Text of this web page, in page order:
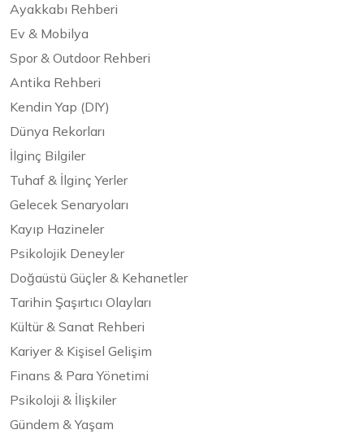
Ayakkabı Rehberi
Ev & Mobilya
Spor & Outdoor Rehberi
Antika Rehberi
Kendin Yap (DIY)
Dünya Rekorları
İlginç Bilgiler
Tuhaf & İlginç Yerler
Gelecek Senaryoları
Kayıp Hazineler
Psikolojik Deneyler
Doğaüstü Güçler & Kehanetler
Tarihin Şaşırtıcı Olayları
Kültür & Sanat Rehberi
Kariyer & Kişisel Gelişim
Finans & Para Yönetimi
Psikoloji & İlişkiler
Gündem & Yaşam